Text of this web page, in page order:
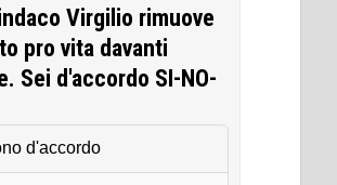
Virgilio rimuove
pro vita davanti
Sei d'accordo SI-NO-
d'accordo